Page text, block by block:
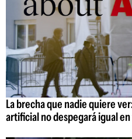
La brecha que nadie quiere
artificial no despegará igual